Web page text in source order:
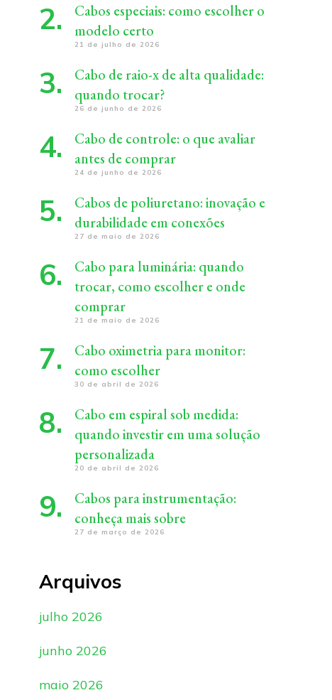
Cabos especiais: como escolher o
modelo certo
21 de julho de 2026
Cabo de raio-x de alta qualidade:
quando trocar?
26 de junho de 2026
Cabo de controle: o que avaliar
antes de comprar
24 de junho de 2026
Cabos de poliuretano: inovação e
durabilidade em conexões
27 de maio de 2026
Cabo para luminária: quando
trocar, como escolher e onde
comprar
21 de maio de 2026
Cabo oximetria para monitor:
como escolher
30 de abril de 2026
Cabo em espiral sob medida:
quando investir em uma solução
personalizada
20 de abril de 2026
Cabos para instrumentação:
conheça mais sobre
27 de março de 2026
Arquivos
julho 2026
junho 2026
maio 2026